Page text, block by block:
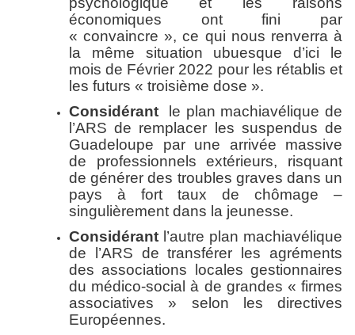
économiques ont fini par
« convaincre », ce qui nous renverra à
la même situation ubuesque d’ici le
mois de Février 2022 pour les rétablis et
les futurs « troisième dose ».
Considérant le plan machiavélique de
l’ARS de remplacer les suspendus de
Guadeloupe par une arrivée massive
de professionnels extérieurs, risquant
de générer des troubles graves dans un
pays à fort taux de chômage –
singulièrement dans la jeunesse.
Considérant l’autre plan machiavélique
de l’ARS de transférer les agréments
des associations locales gestionnaires
du médico-social à de grandes « firmes
associatives » selon les directives
Européennes.